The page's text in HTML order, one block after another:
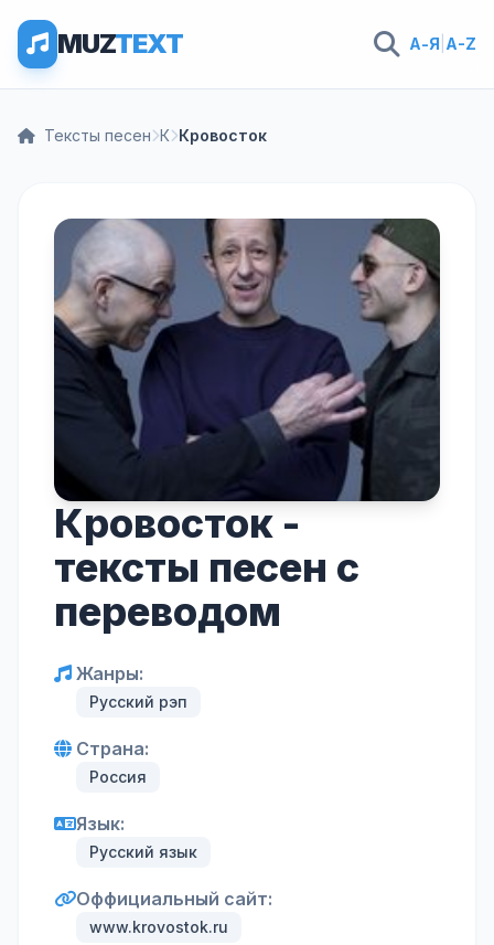
MUZTEXT А-Я A-Z
Тексты песен К Кровосток
Кровосток -
тексты песен с
переводом
Жанры:
Русский рэп
Страна:
Россия
Язык:
Русский язык
Оффициальный сайт:
www.krovostok.ru